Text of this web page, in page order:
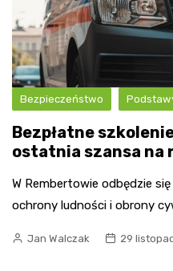
Bezpieczeństwo
Bezpłatne
ostatnia szansa na
W Rembertowie odbędzie
ochrony ludności i obrony
Jan Walczak 29